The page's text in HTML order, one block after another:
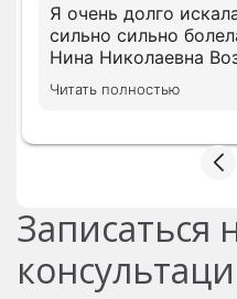
Я очень долго
сильно сильно
Нина Николаевна
профессионал
грамотный доктор.
после окончания
Читать полностью
Записаться